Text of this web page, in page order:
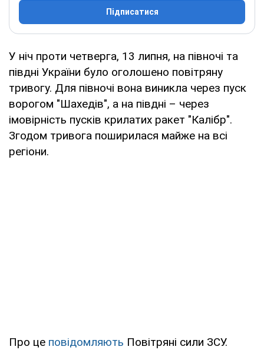
Підписатися
У ніч проти четверга, 13 липня, на півночі та
півдні України було оголошено повітряну
тривогу. Для півночі вона виникла через пуск
ворогом "Шахедів", а на півдні – через
імовірність пусків крилатих ракет "Калібр".
Згодом тривога поширилася майже на всі
регіони.
Про це повідомляють Повітряні сили ЗСУ.